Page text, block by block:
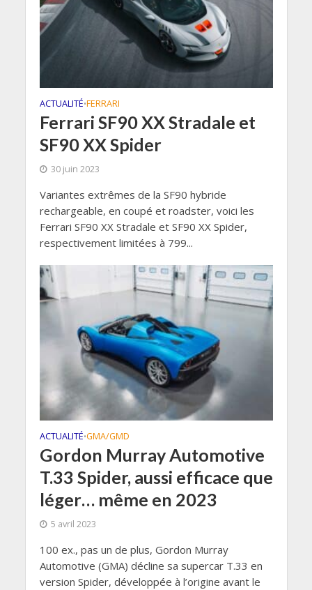
ACTUALITÉ•FERRARI
Ferrari SF90 XX Stradale et
SF90 XX Spider
30 juin 2023
Variantes extrêmes de la SF90 hybride
rechargeable, en coupé et roadster, voici les
Ferrari SF90 XX Stradale et SF90 XX Spider,
respectivement limitées à 799...
ACTUALITÉ•GMA/GMD
Gordon Murray Automotive
T.33 Spider, aussi efficace que
léger… même en 2023
5 avril 2023
100 ex., pas un de plus, Gordon Murray
Automotive (GMA) décline sa supercar T.33 en
version Spider, développée à l’origine avant le